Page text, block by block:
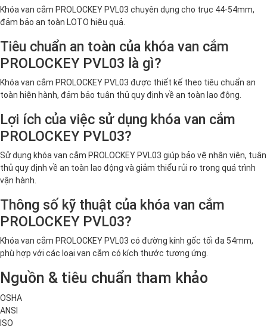
Khóa van cắm PROLOCKEY PVL03 chuyên dụng cho trục 44-54mm,
đảm bảo an toàn LOTO hiệu quả.
Tiêu chuẩn an toàn của khóa van cắm
PROLOCKEY PVL03 là gì?
Khóa van cắm PROLOCKEY PVL03 được thiết kế theo tiêu chuẩn an
toàn hiện hành, đảm bảo tuân thủ quy định về an toàn lao động.
Lợi ích của việc sử dụng khóa van cắm
PROLOCKEY PVL03?
Sử dụng khóa van cắm PROLOCKEY PVL03 giúp bảo vệ nhân viên, tuân
thủ quy định về an toàn lao động và giảm thiểu rủi ro trong quá trình
vận hành.
Thông số kỹ thuật của khóa van cắm
PROLOCKEY PVL03?
Khóa van cắm PROLOCKEY PVL03 có đường kính gốc tối đa 54mm,
phù hợp với các loại van cắm có kích thước tương ứng.
Nguồn & tiêu chuẩn tham khảo
OSHA
ANSI
ISO